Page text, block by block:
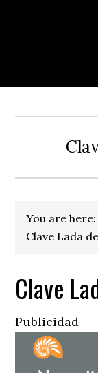
You are here:
Clave Lada
Clave
Publicidad